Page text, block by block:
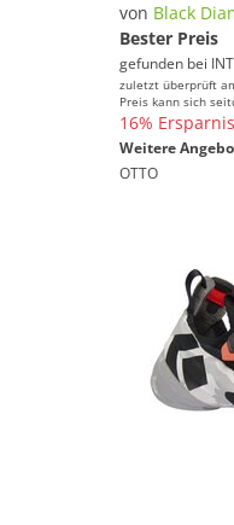
von Black
Bester Preis
gefunden bei
zuletzt überprüft
Preis kann sich
16% Ersparnis
Weitere
OTTO